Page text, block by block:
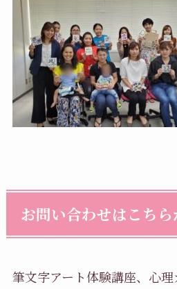
お問い合わせはこちら
筆文字アート体験講座、心